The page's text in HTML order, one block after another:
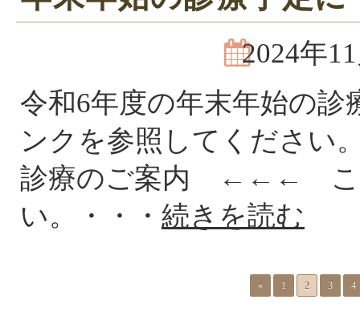
2024年
令和6年度の年末年始の
ンクを参照してください
診療のご案内 ←←← こ
い。・・・ 続きを読む
« 1 2 3 4